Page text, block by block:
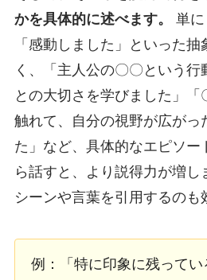
かを具体的に述べます。
単に
「感動しました」といった
く、「主人公の〇〇という行
との大切さを学びました」「
触れて、自分の視野が広がっ
た」など、具体的なエピソー
ら話すと、より説得力が増し
シーンや言葉を引用するのも
例：「特に印象に残って